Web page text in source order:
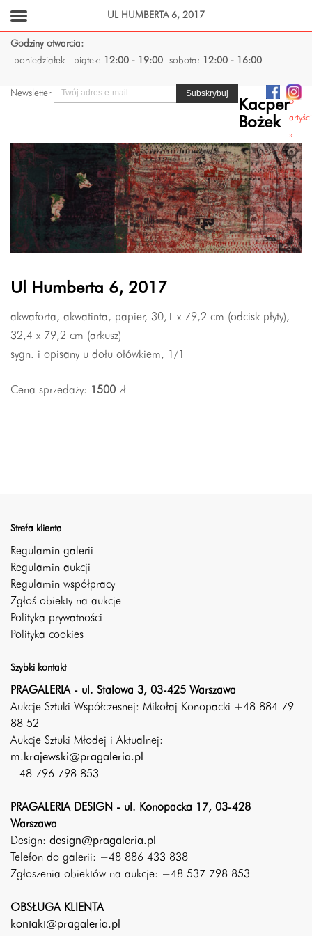
Godziny otwarcia:
poniedziałek - piątek:
12:00 - 19:00 sobota: 12:00 - 16:00
Newsletter
Kacper
Bożek
o
»
Ul Humberta 6, 2017
akwaforta, akwatinta, papier, 30,1 x 79,2 cm (odcisk płyty),
32,4 x 79,2 cm (arkusz)
sygn. i opisany u dołu ołówkiem, 1/1
Cena sprzedaży: 1500 zł
Strefa klienta
Regulamin galerii
Regulamin aukcji
Regulamin współpracy
Zgłoś obiekty na aukcje
Polityka prywatności
Polityka cookies
Szybki kontakt
PRAGALERIA - ul. Stalowa 3, 03-425 Warszawa
Aukcje Sztuki Współczesnej: Mikołaj Konopacki +48 884 79
88 52
Aukcje Sztuki Młodej i Aktualnej:
m.krajewski@pragaleria.pl
+48 796 798 853
PRAGALERIA DESIGN - ul. Konopacka 17, 03-428
Warszawa
Design: design@pragaleria.pl
Telefon do galerii: +48 886 433 838
Zgłoszenia obiektów na aukcje: +48 537 798 853
OBSŁUGA KLIENTA
kontakt@pragaleria.pl
UL HUMBERTA 6, 2017